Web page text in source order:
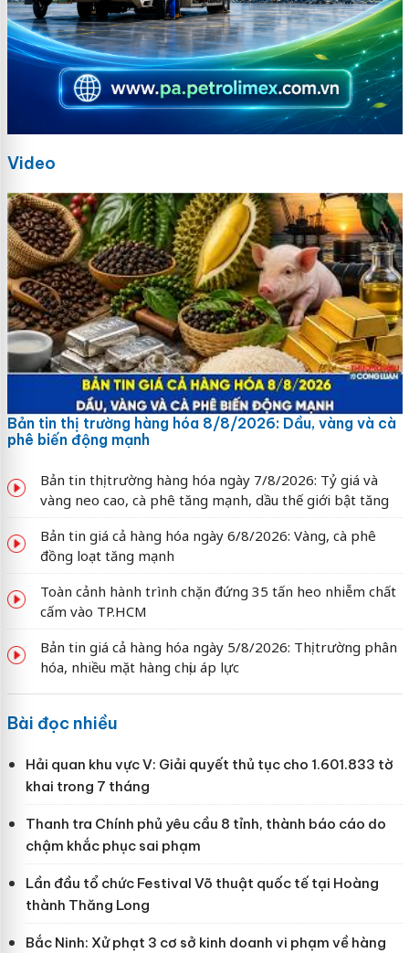
Video
Bản tin thị trường hàng hóa 8/8/2026: Dầu, vàng và cà
phê biến động mạnh
Bản tin thị trường hàng hóa ngày 7/8/2026: Tỷ giá và
vàng neo cao, cà phê tăng mạnh, dầu thế giới bật tăng
Bản tin giá cả hàng hóa ngày 6/8/2026: Vàng, cà phê
đồng loạt tăng mạnh
Toàn cảnh hành trình chặn đứng 35 tấn heo nhiễm chất
cấm vào TP.HCM
Bản tin giá cả hàng hóa ngày 5/8/2026: Thị trường phân
hóa, nhiều mặt hàng chịu áp lực
Bài đọc nhiều
Hải quan khu vực V: Giải quyết thủ tục cho 1.601.833 tờ
khai trong 7 tháng
Thanh tra Chính phủ yêu cầu 8 tỉnh, thành báo cáo do
chậm khắc phục sai phạm
Lần đầu tổ chức Festival Võ thuật quốc tế tại Hoàng
thành Thăng Long
Bắc Ninh: Xử phạt 3 cơ sở kinh doanh vi phạm về hàng